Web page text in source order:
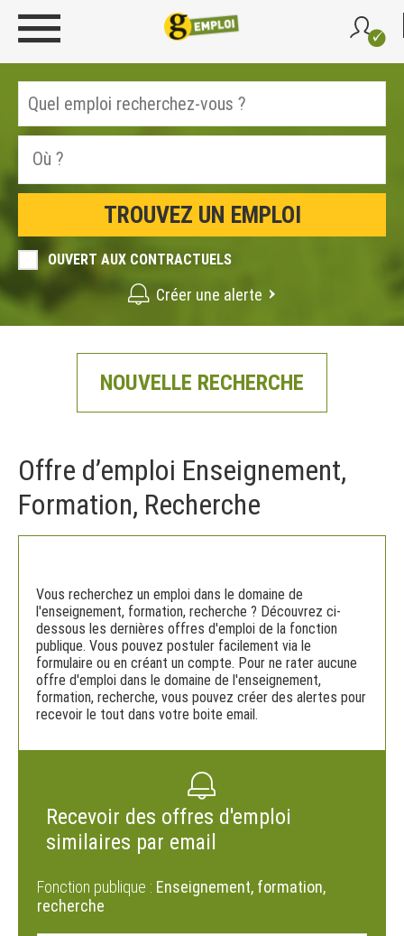
OUVERT AUX CONTRACTUELS
Créer une alerte
NOUVELLE RECHERCHE
Offre d’emploi Enseignement,
Formation, Recherche
Vous recherchez un emploi dans le domaine de
l'enseignement, formation, recherche ? Découvrez ci-
dessous les dernières offres d'emploi de la fonction
publique. Vous pouvez postuler facilement via le
formulaire ou en créant un compte. Pour ne rater aucune
offre d'emploi dans le domaine de l'enseignement,
formation, recherche, vous pouvez créer des alertes pour
recevoir le tout dans votre boite email.
Recevoir des offres d'emploi
similaires par email
Fonction publique : Enseignement, formation,
recherche